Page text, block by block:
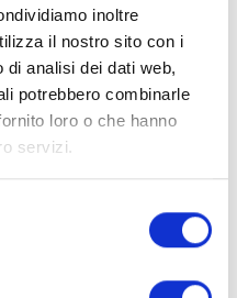
inoltre
il nostro sito con i
analisi dei dati web,
potrebbero combinarle
loro o che hanno
servizi.
incentivata dall’esperienza
del Presepe Vivente, che da
ha contribuito con 82mila
dell’8 per mille) con 58.900
resta solo l’abside: la chiesa, a